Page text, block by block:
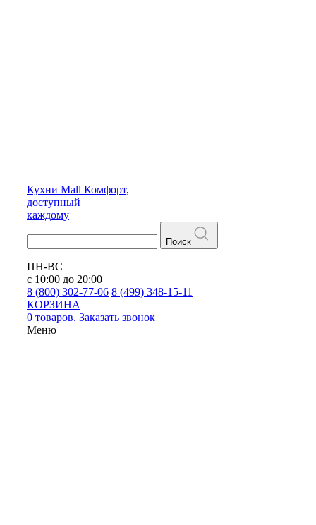
Кухни Mall Комфорт,
доступный
каждому
Поиск
ПН-ВС
с 10:00 до 20:00
8 (800) 302-77-06 8 (499) 348-15-11
КОРЗИНА
0 товаров. Заказать звонок
Меню